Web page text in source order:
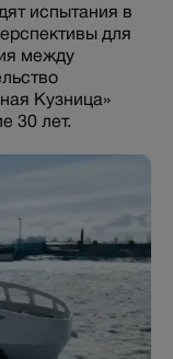
испытания в
для
между
Кузница»
30 лет.